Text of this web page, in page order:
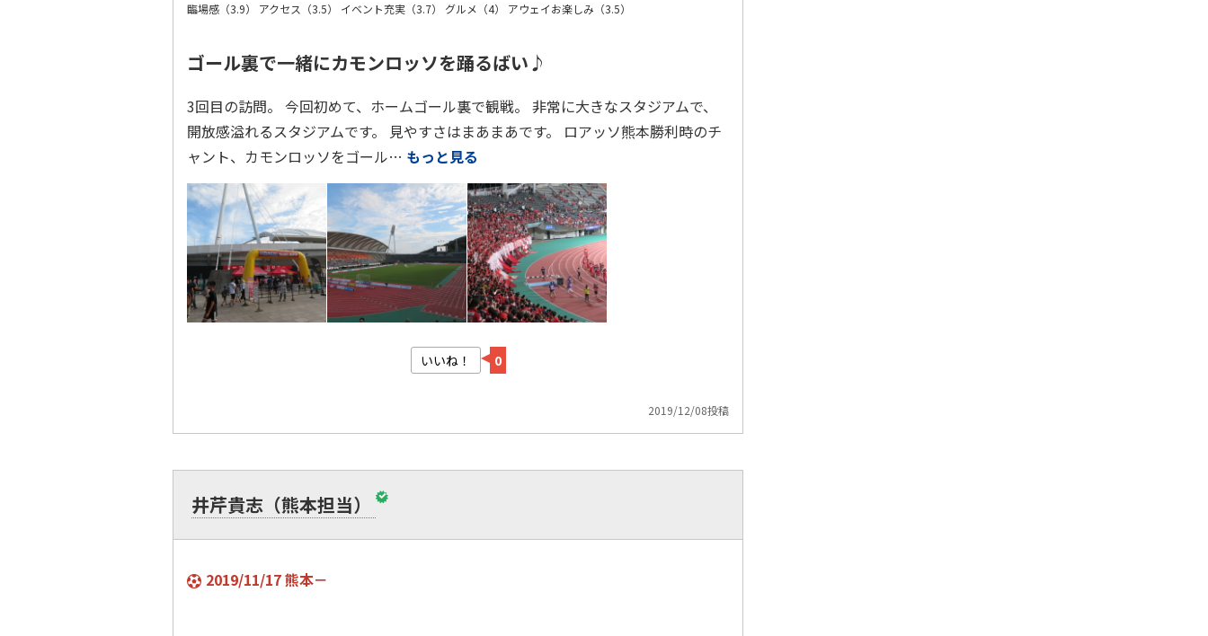
臨場感（3.9） アクセス（3.5） イベント充実（3.7） グルメ（4） アウェイお楽しみ（3.5）
ゴール裏で一緒にカモンロッソを踊るばい♪
3回目の訪問。 今回初めて、ホームゴール裏で観戦。 非常に大きなスタジアムで、
開放感溢れるスタジアムです。 見やすさはまあまあです。 ロアッソ熊本勝利時のチ
ャント、カモンロッソをゴール… もっと見る
いいね！ 0
2019/12/08投稿
井芹貴志（熊本担当）
2019/11/17 熊本－